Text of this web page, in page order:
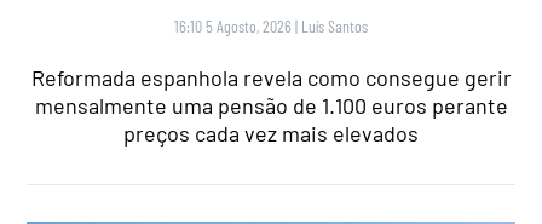
16:10 5 Agosto, 2026 | Luís Santos
Reformada espanhola revela como consegue gerir
mensalmente uma pensão de 1.100 euros perante
preços cada vez mais elevados